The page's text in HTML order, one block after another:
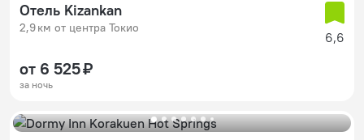
Отель Kizankan
2,9 км от центра Токио
6,6
от 6 525 ₽
за ночь